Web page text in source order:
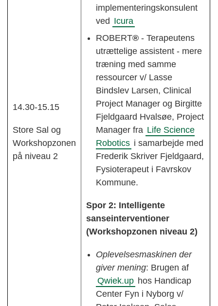
14.30-15.15
Store Sal og
Workshopzonen
på niveau 2
implementeringskonsulent
ved Icura
ROBERT® - Terapeutens
utrættelige assistent - mere
træning med samme
ressourcer v/ Lasse
Bindslev Larsen, Clinical
Project Manager og Birgitte
Fjeldgaard Hvalsøe, Project
Manager fra Life Science
Robotics i samarbejde med
Frederik Skriver Fjeldgaard,
Fysioterapeut i Favrskov
Kommune.
Spor 2: Intelligente
sanseinterventioner
(Workshopzonen niveau 2)
Oplevelsesmaskinen der
giver mening: Brugen af
Qwiek.up hos Handicap
Center Fyn i Nyborg v/